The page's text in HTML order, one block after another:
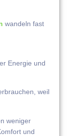
wandeln fast
Energie und
weil
weniger
und